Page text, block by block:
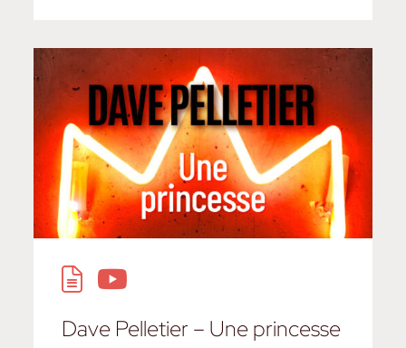
Dave Pelletier – Une princesse